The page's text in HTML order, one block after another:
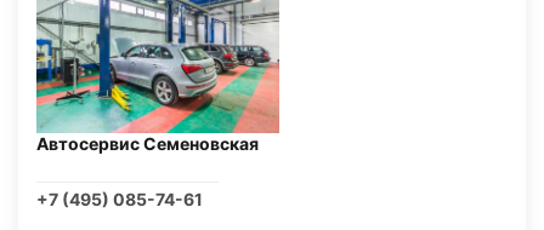
Автосервис Семеновская
+7 (495) 085-74-61